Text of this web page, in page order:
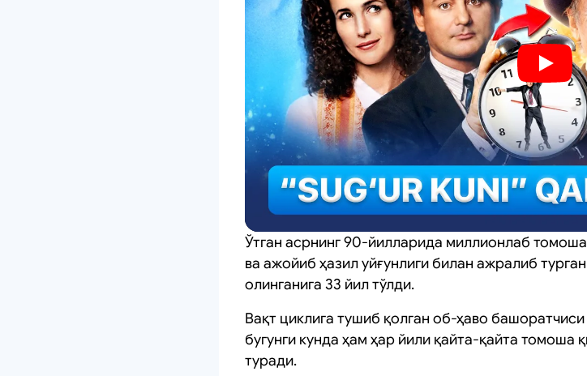
Ўтган асрнинг 90-йилларида миллионлаб
ва ажойиб ҳазил уйғунлиги билан ажралиб
олинганига 33 йил тўлди.
Вақт циклига тушиб қолган об-ҳаво
бугунги кунда ҳам ҳар йили қайта-қайта томоша
туради.